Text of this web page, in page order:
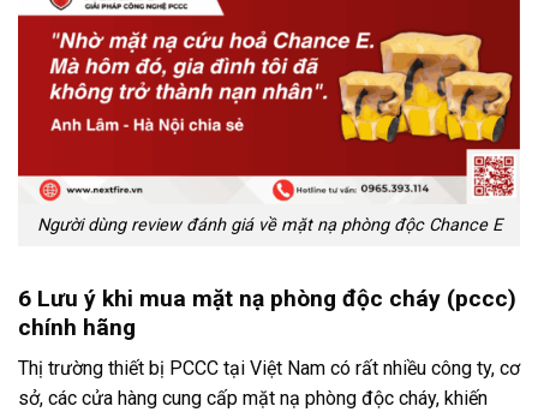
Người dùng review đánh giá về mặt nạ phòng độc Chance E
6 Lưu ý khi mua mặt nạ phòng độc cháy (pccc)
chính hãng
Thị trường thiết bị PCCC tại Việt Nam có rất nhiều công ty, cơ
sở, các cửa hàng cung cấp mặt nạ phòng độc cháy, khiến